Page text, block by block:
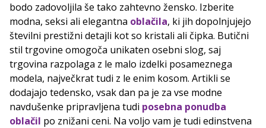
bodo zadovoljila še tako zahtevno žensko. Izberite
modna, seksi ali elegantna oblačila, ki jih dopolnjujejo
številni prestižni detajli kot so kristali ali čipka. Butični
stil trgovine omogoča unikaten osebni slog, saj
trgovina razpolaga z le malo izdelki posameznega
modela, največkrat tudi z le enim kosom. Artikli se
dodajajo tedensko, vsak dan pa je za vse modne
navdušenke pripravljena tudi posebna ponudba
oblačil po znižani ceni. Na voljo vam je tudi edinstvena